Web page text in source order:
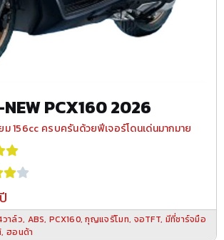
PCX160 2026
156cc ครบครันด้วยฟีเจอร์โดนเด่นมากมาย
วาล์ว, ABS,PCX160,กุญแจรีโมท, จอTFT, มีที่ชาร์จมือ
,ฮอนด้า